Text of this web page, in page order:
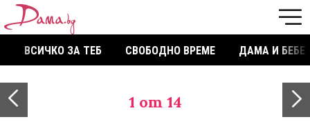
ВСИЧКО ЗА ТЕБ СВОБОДНО ВРЕМЕ ДАМА И БЕБЕ
1 от 14